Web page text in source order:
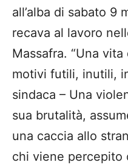
all’alba di sabato 9
recava al lavoro
Massafra. “Una
motivi futili, inutili,
sindaca – Una
sua brutalità,
una caccia allo
chi viene percepito